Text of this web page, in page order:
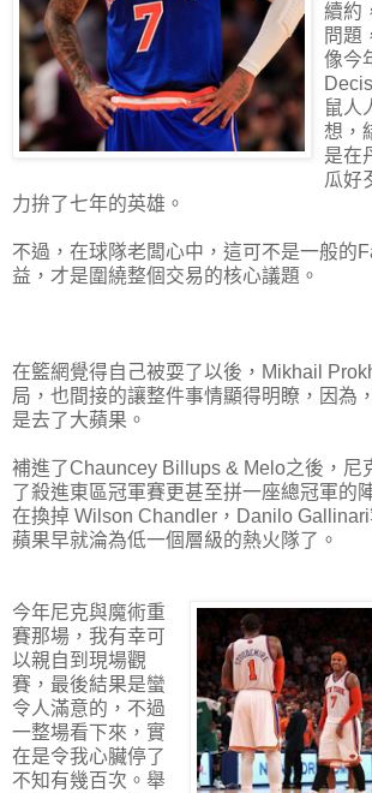
續約
問題
像今
鼠人
想，
是在
瓜好
力拚了七年的英雄。
不過，在球隊老闆心中，這可不是一般的
益，才是圍繞整個交易的核心議題。
在籃網覺得自己被耍了以後，Mikhail
局，也間接的讓整件事情顯得明瞭，因為
是去了大蘋果。
補進了Chauncey Billups & Melo之後，尼
了殺進東區冠軍賽更甚至拼一座總冠軍的
在換掉 Wilson Chandler，Danilo
蘋果早就淪為低一個層級的熱火隊了。
今年尼克與魔術重
賽那場，我有幸可
以親自到現場觀
賽，最後結果是蠻
令人滿意的，不過
一整場看下來，實
在是令我心臟停了
不知有幾百次。舉